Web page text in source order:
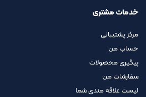
خدمات مشتری
مرکز پشتیبانی
حساب من
پیگیری محصولات
سفارشات من
لیست علاقه مندی شما